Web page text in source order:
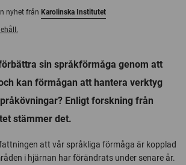
nyhet från Karolinska Institutet
sin språkförmåga genom att
kan förmågan att hantera verktyg
Enligt forskning från
stämmer det.
att vår språkliga förmåga är kopplad
i hjärnan har förändrats under senare år.